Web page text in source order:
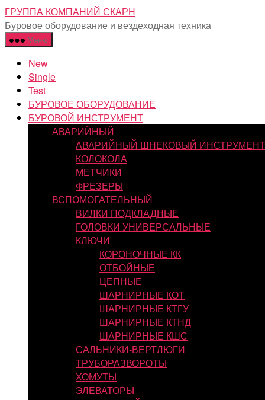
Перейти
к
содержимому
ГРУППА КОМПАНИЙ СКАРН
Буровое оборудование и вездеходная техника
Меню
New
Single
Test
БУРОВОЕ ОБОРУДОВАНИЕ
БУРОВОЙ ИНСТРУМЕНТ
АВАРИЙНЫЙ
АВАРИЙНЫЙ ШНЕКОВЫЙ ИНСТРУМЕНТ
КОЛОКОЛА
МЕТЧИКИ
ФРЕЗЕРЫ
ВСПОМОГАТЕЛЬНЫЙ
ВИЛКИ ПОДКЛАДНЫЕ
ГОЛОВКИ УНИВЕРСАЛЬНЫЕ
КЛЮЧИ
КОРОНОЧНЫЕ КК
ОТБОЙНЫЕ
ЦЕПНЫЕ
ШАРНИРНЫЕ КОТ
ШАРНИРНЫЕ КТГУ
ШАРНИРНЫЕ КТНД
ШАРНИРНЫЕ КШС
САЛЬНИКИ-ВЕРТЛЮГИ
ТРУБОРАЗВОРОТЫ
ХОМУТЫ
ЭЛЕВАТОРЫ